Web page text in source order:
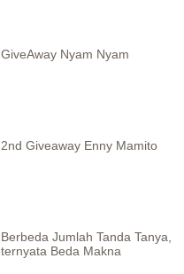
GiveAway Nyam Nyam
2nd Giveaway Enny Mamito
Berbeda Jumlah Tanda Tanya,
ternyata Beda Makna